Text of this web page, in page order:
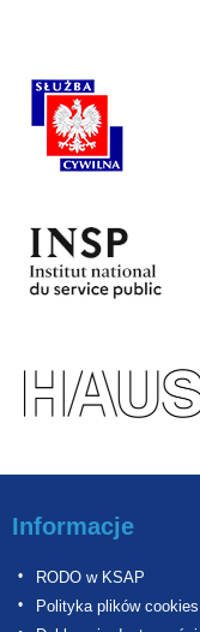
Informacje
RODO w KSAP
Polityka plików cookies